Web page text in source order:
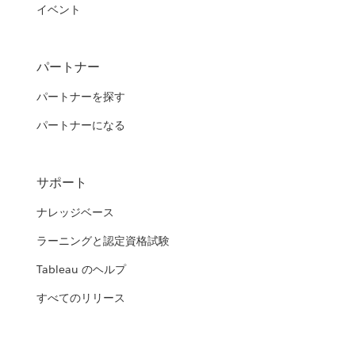
イベント
パートナー
パートナーを探す
パートナーになる
サポート
ナレッジベース
ラーニングと認定資格試験
Tableau のヘルプ
すべてのリリース